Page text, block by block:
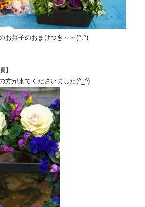
お菓子のおまけつき～～(^.^)
】
方が来てくださいました(^_^)